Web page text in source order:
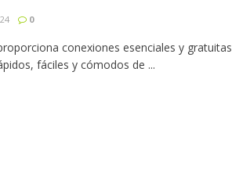
0
conexiones esenciales y gratuitas
fáciles y cómodos de ...